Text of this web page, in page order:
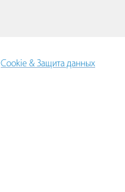
Cookie & Защита данных